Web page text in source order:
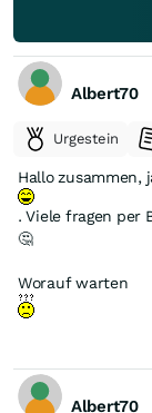
Albert70
Urgestein
Hallo zusammen,
. Viele fragen per BM ob man jetzt noch rein soll oder warten.
🤔
Worauf warten
. Bei Produktionsstart kommen allein über 20 Mio US $ an
Albert70